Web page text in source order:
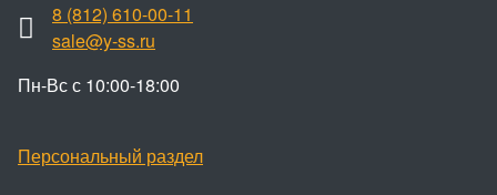
8 (812) 610-00-11
sale@y-ss.ru
Пн-Вс с 10:00-18:00
Персональный раздел